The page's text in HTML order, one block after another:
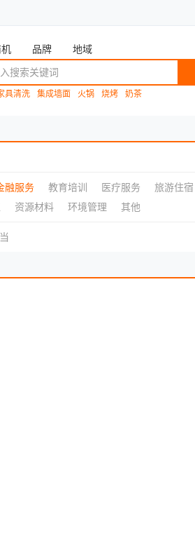
品牌 地域
具清洗 集成墙面 火锅 烧烤 奶茶
融服务 教育培训 医疗服务 旅游住宿
资源材料 环境管理 其他